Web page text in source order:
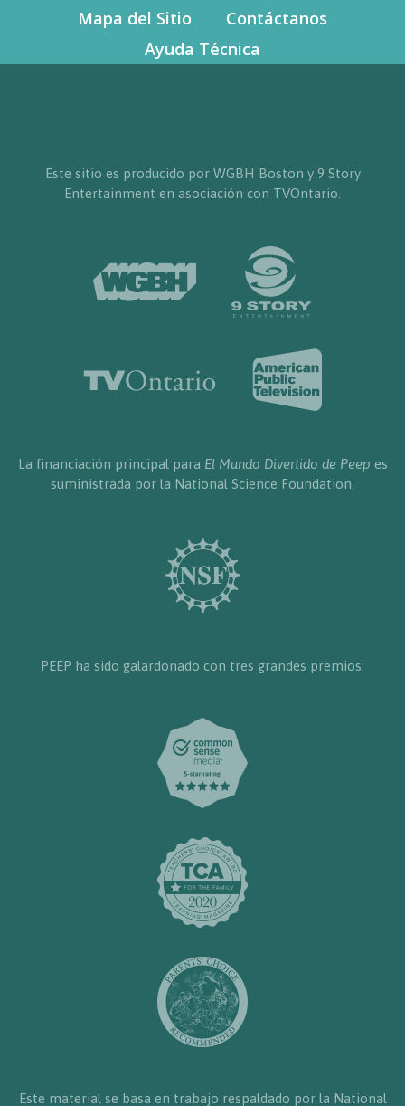
Mapa del Sitio
Contáctanos
Ayuda Técnica
Este sitio es producido por WGBH Boston y 9 Story
Entertainment en asociación con TVOntario.
La financiación principal para El Mundo Divertido de Peep es
suministrada por la National Science Foundation.
PEEP ha sido galardonado con tres grandes premios:
Este material se basa en trabajo respaldado por la National